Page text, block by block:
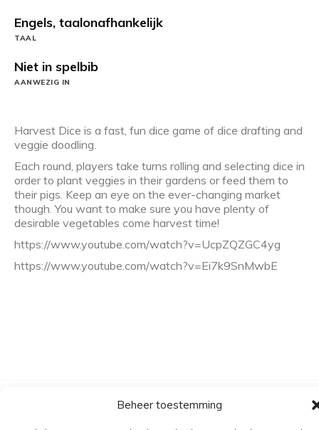
Beheer toestemming
Engels, taalonafhankelijk
TAAL
Niet in spelbib
AANWEZIG IN
Harvest Dice is a fast, fun dice game of dice drafting and
veggie doodling.
Each round, players take turns rolling and selecting dice in
order to plant veggies in their gardens or feed them to
their pigs. Keep an eye on the ever-changing market
though. You want to make sure you have plenty of
desirable vegetables come harvest time!
https://www.youtube.com/watch?v=UcpZQZGC4yg
https://www.youtube.com/watch?v=Ei7k9SnMwbE
Algemene voorwaarden